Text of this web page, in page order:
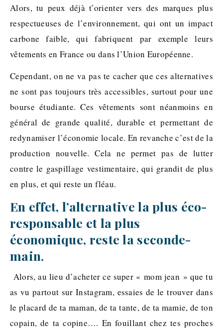
Alors, tu peux déjà t’orienter vers des marques plus
respectueuses de l’environnement, qui ont un impact
carbone faible, qui fabriquent par exemple leurs
vêtements en France ou dans l’Union Européenne.
Cependant, on ne va pas te cacher que ces alternatives
ne sont pas toujours très accessibles, surtout pour une
bourse étudiante. Ces vêtements sont néanmoins en
général de grande qualité, durable et permettant de
redynamiser l’économie locale. En revanche c’est de la
production nouvelle. Cela ne permet pas de lutter
contre le gaspillage vestimentaire, qui grandit de plus
en plus, et qui reste un fléau.
En effet, l’alternative la plus éco-
responsable et la plus
économique, reste la seconde-
main.
Alors, au lieu d’acheter ce super « mom jean » que tu
as vu partout sur Instagram, essaies de le trouver dans
le placard de ta maman, de ta tante, de ta mamie, de ton
copain, de ta copine…. En fouillant chez tes proches